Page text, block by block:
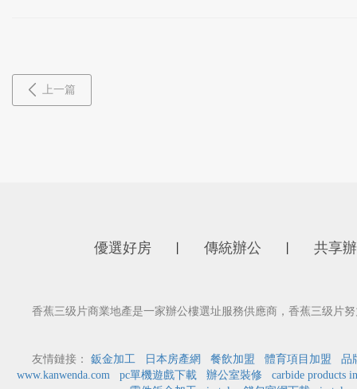
上一篇
優選好房 傳統辦公 共享
香蕉三级片商業地產是一家辦公樓選址服務供應商，香蕉三级片努
友情鏈接： 鈑金加工 日本房產網 餐飲加盟 體育項目加盟
品
www.kanwenda.com
pc單機遊戲下載 辦公室裝修
carbide products